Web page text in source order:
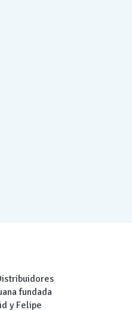
fundada
y Felipe